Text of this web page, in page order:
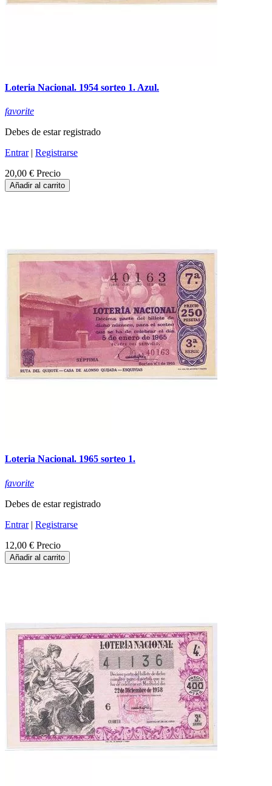
Loteria Nacional. 1954 sorteo 1. Azul.
favorite
Debes de estar registrado
Entrar| Registrarse
20,00 € Precio
Añadir al carrito
Loteria Nacional. 1965 sorteo 1.
favorite
Debes de estar registrado
Entrar| Registrarse
12,00 € Precio
Añadir al carrito